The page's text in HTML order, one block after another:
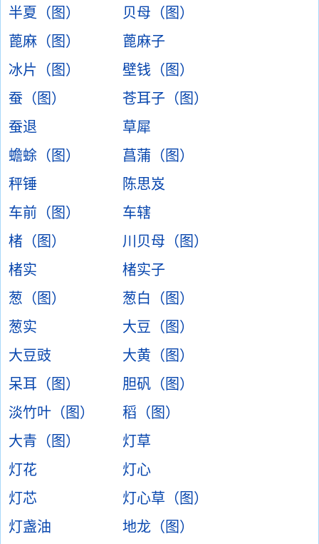
半夏（图）
贝母（图）
蓖麻（图）
蓖麻子
冰片（图）
壁钱（图）
蚕（图）
苍耳子（图）
蚕退
草犀
蟾蜍（图）
菖蒲（图）
秤锤
陈思岌
车前（图）
车辖
楮（图）
川贝母（图）
楮实
楮实子
葱（图）
葱白（图）
葱实
大豆（图）
大豆豉
大黄（图）
呆耳（图）
胆矾（图）
淡竹叶（图）
稻（图）
大青（图）
灯草
灯花
灯心
灯芯
灯心草（图）
灯盏油
地龙（图）